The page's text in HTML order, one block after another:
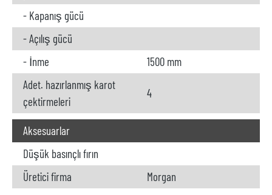
- Kapanış gücü
- Açılış gücü
- İnme
1500 mm
Adet. hazırlanmış karot
çektirmeleri
4
Aksesuarlar
Düşük basınçlı fırın
Üretici firma
Morgan